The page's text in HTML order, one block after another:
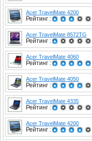
Acer TravelMate 4200
Рейтинг :
Acer TravelMate 8572TG
Рейтинг :
Acer TravelMate 4060
Рейтинг :
Acer TravelMate 4050
Рейтинг :
Acer TravelMate 4335
Рейтинг :
Acer TravelMate 4200
Рейтинг :